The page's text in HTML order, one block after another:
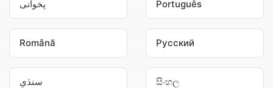
پخوانی Português
Română Pусский
سنڌي සිංහල